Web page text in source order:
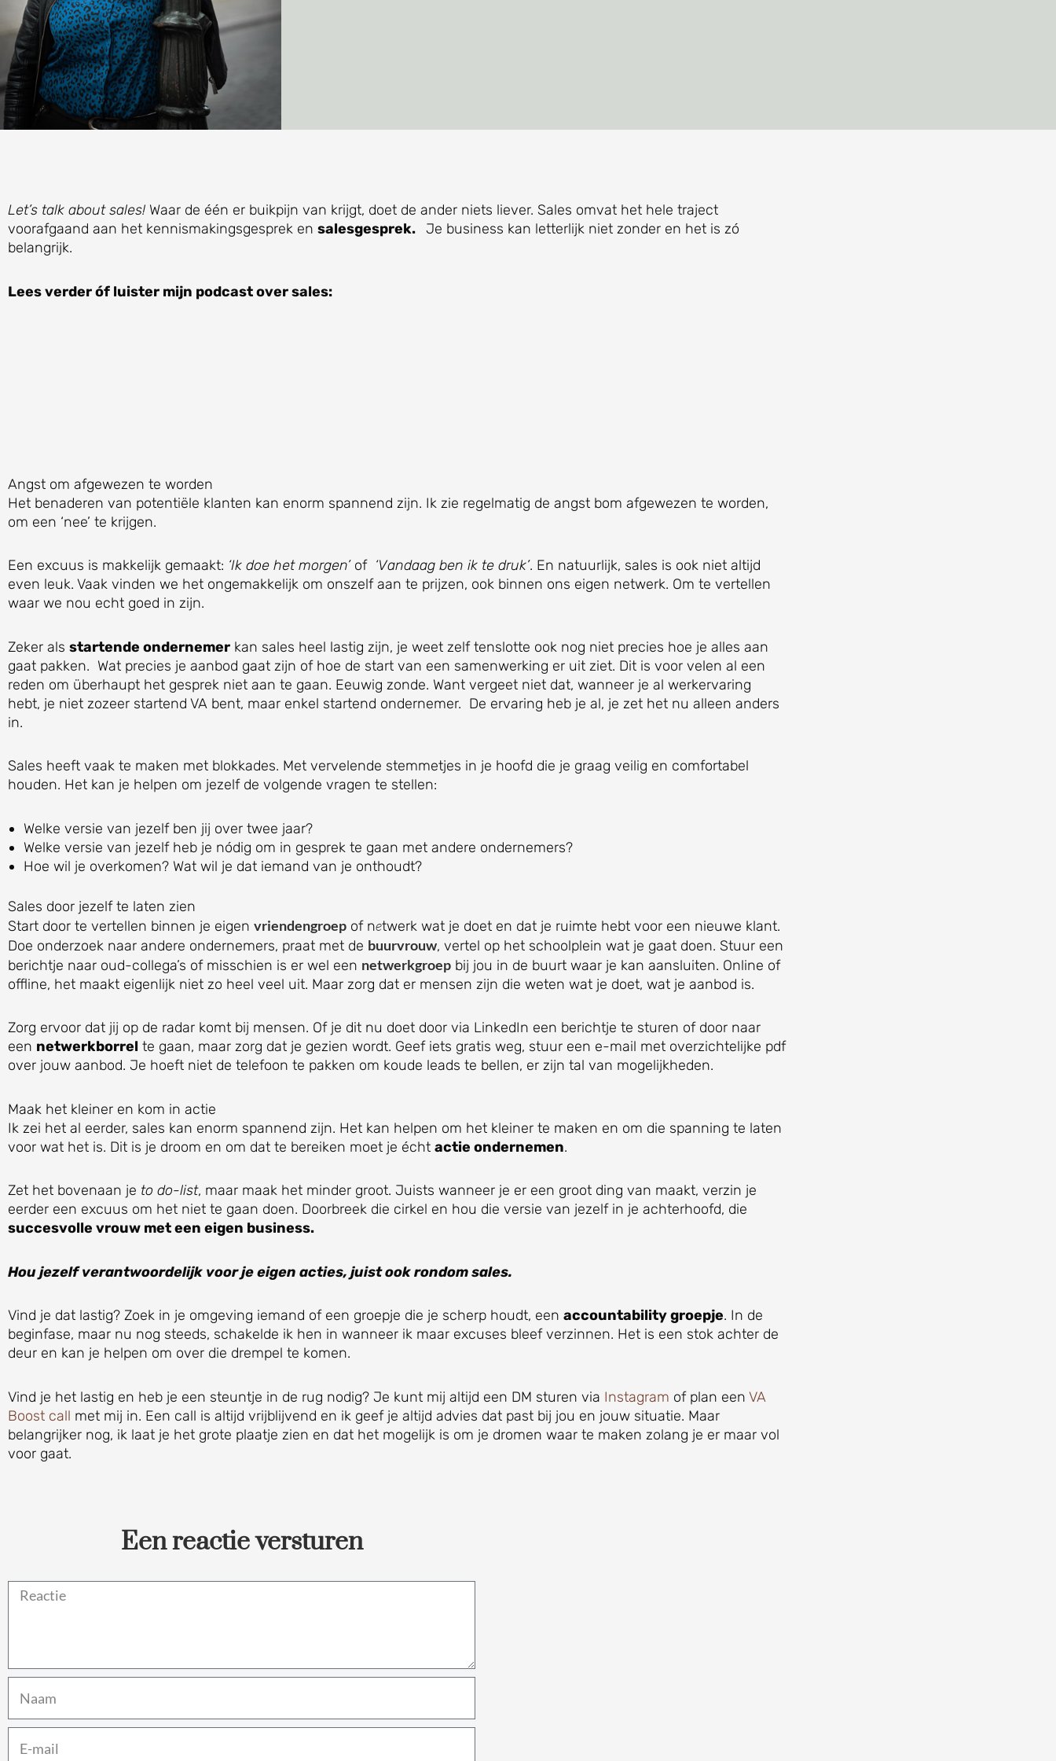
Let’s talk about sales! Waar de één er buikpijn van krijgt, doet de ander niets liever. Sales omvat het hele traject
voorafgaand aan het kennismakingsgesprek en salesgesprek. Je business kan letterlijk niet zonder en het is zó
belangrijk.
Lees verder óf luister mijn podcast over sales:
Angst om afgewezen te worden
Het benaderen van potentiële klanten kan enorm spannend zijn. Ik zie regelmatig de angst bom afgewezen te worden,
om een ‘nee’ te krijgen.
Een excuus is makkelijk gemaakt: ‘Ik doe het morgen’of ‘Vandaag ben ik te druk’. En natuurlijk, sales is ook niet altijd
even leuk. Vaak vinden we het ongemakkelijk om onszelf aan te prijzen, ook binnen ons eigen netwerk. Om te vertellen
waar we nou echt goed in zijn.
Zeker als startende ondernemer kan sales heel lastig zijn, je weet zelf tenslotte ook nog niet precies hoe je alles aan
gaat pakken. Wat precies je aanbod gaat zijn of hoe de start van een samenwerking er uit ziet. Dit is voor velen al een
reden om überhaupt het gesprek niet aan te gaan. Eeuwig zonde. Want vergeet niet dat, wanneer je al werkervaring
hebt, je niet zozeer startend VA bent, maar enkel startend ondernemer. De ervaring heb je al, je zet het nu alleen anders
in.
Sales heeft vaak te maken met blokkades. Met vervelende stemmetjes in je hoofd die je graag veilig en comfortabel
houden. Het kan je helpen om jezelf de volgende vragen te stellen:
Welke versie van jezelf ben jij over twee jaar?
Welke versie van jezelf heb je nódig om in gesprek te gaan met andere ondernemers?
Hoe wil je overkomen? Wat wil je dat iemand van je onthoudt?
Sales door jezelf te laten zien
Start door te vertellen binnen je eigen vriendengroep of netwerk wat je doet en dat je ruimte hebt voor een nieuwe klant.
Doe onderzoek naar andere ondernemers, praat met de buurvrouw, vertel op het schoolplein wat je gaat doen. Stuur een
berichtje naar oud-collega’s of misschien is er wel een netwerkgroep bij jou in de buurt waar je kan aansluiten. Online of
offline, het maakt eigenlijk niet zo heel veel uit. Maar zorg dat er mensen zijn die weten wat je doet, wat je aanbod is.
Zorg ervoor dat jij op de radar komt bij mensen. Of je dit nu doet door via LinkedIn een berichtje te sturen of door naar
een netwerkborrel te gaan, maar zorg dat je gezien wordt. Geef iets gratis weg, stuur een e-mail met overzichtelijke pdf
over jouw aanbod. Je hoeft niet de telefoon te pakken om koude leads te bellen, er zijn tal van mogelijkheden.
Maak het kleiner en kom in actie
Ik zei het al eerder, sales kan enorm spannend zijn. Het kan helpen om het kleiner te maken en om die spanning te laten
voor wat het is. Dit is je droom en om dat te bereiken moet je écht actie ondernemen.
Zet het bovenaan je to do-list, maar maak het minder groot. Juists wanneer je er een groot ding van maakt, verzin je
eerder een excuus om het niet te gaan doen. Doorbreek die cirkel en hou die versie van jezelf in je achterhoofd, die
succesvolle vrouw met een eigen business.
Hou jezelf verantwoordelijk voor je eigen acties, juist ook rondom sales.
Vind je dat lastig? Zoek in je omgeving iemand of een groepje die je scherp houdt, een accountability groepje. In de
beginfase, maar nu nog steeds, schakelde ik hen in wanneer ik maar excuses bleef verzinnen. Het is een stok achter de
deur en kan je helpen om over die drempel te komen.
Vind je het lastig en heb je een steuntje in de rug nodig? Je kunt mij altijd een DM sturen via Instagram of plan een VA
Boost call met mij in. Een call is altijd vrijblijvend en ik geef je altijd advies dat past bij jou en jouw situatie. Maar
belangrijker nog, ik laat je het grote plaatje zien en dat het mogelijk is om je dromen waar te maken zolang je er maar vol
voor gaat.
Een reactie versturen